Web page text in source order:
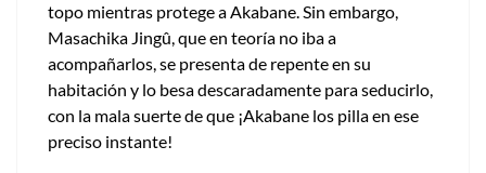
topo mientras protege a Akabane. Sin embargo,
Masachika Jingû, que en teoría no iba a
acompañarlos, se presenta de repente en su
habitación y lo besa descaradamente para seducirlo,
con la mala suerte de que ¡Akabane los pilla en ese
preciso instante!